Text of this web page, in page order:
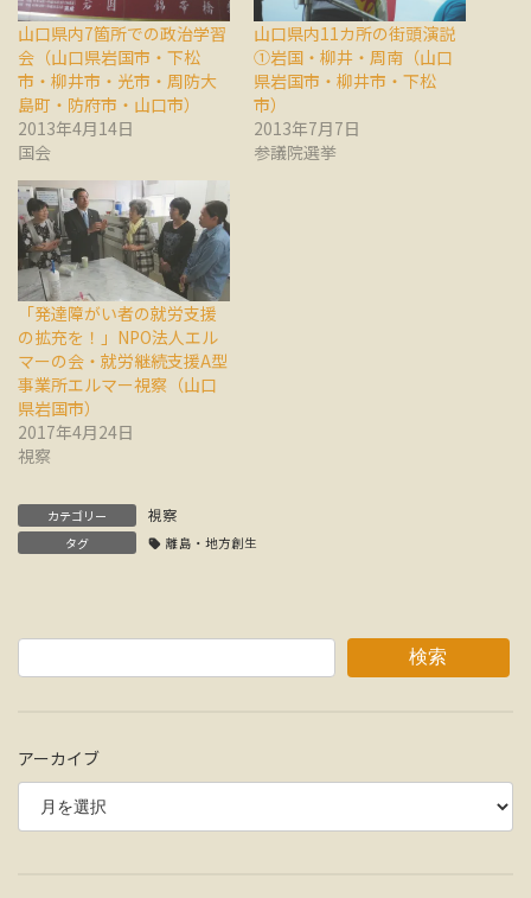
山口県内7箇所での政治学習
会（山口県岩国市・下松
市・柳井市・光市・周防大
島町・防府市・山口市）
2013年4月14日
国会
山口県内11カ所の街頭演説
①岩国・柳井・周南（山口
県岩国市・柳井市・下松
市）
2013年7月7日
参議院選挙
「発達障がい者の就労支援
の拡充を！」NPO法人エル
マーの会・就労継続支援A型
事業所エルマー視察（山口
県岩国市）
2017年4月24日
視察
カテゴリー 視察
タグ 離島・地方創生
検索
アーカイブ